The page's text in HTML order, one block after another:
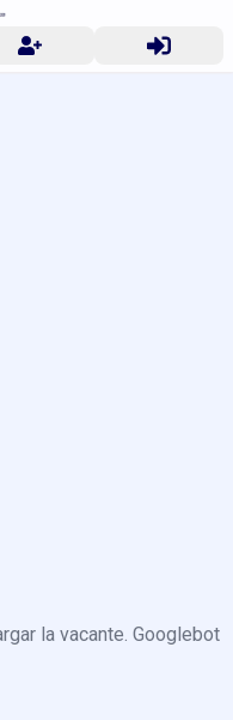
la vacante. Googlebot